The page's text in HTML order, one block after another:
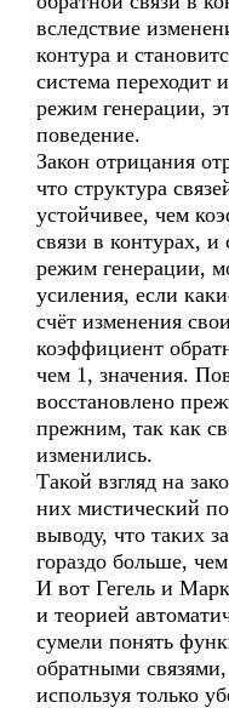
вследствие
контура и
система переходит
режим генерации,
поведение.
Закон отрицания
что структура
устойчивее, чем
связи в контурах,
режим генерации,
усиления, если
счёт изменения
коэффициент
чем 1, значения.
восстановлено
прежним, так как
изменились.
Такой взгляд на
них мистический
выводу, что таких
гораздо больше,
И вот Гегель и
и теорией
сумели понять
обратными
используя только